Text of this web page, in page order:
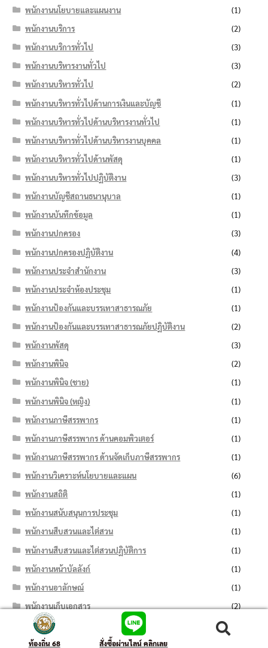
พนักงานนโยบายและแผนงาน
(1)
พนักงานบริการ
(2)
พนักงานบริการทั่วไป
(3)
พนักงานบริหารงานทั่วไป
(3)
พนักงานบริหารทั่วไป
(2)
พนักงานบริหารทั่วไปด้านการเงินและบัญชี
(1)
พนักงานบริหารทั่วไปด้านบริหารงานทั่วไป
(1)
พนักงานบริหารทั่วไปด้านบริหารงานบุคคล
(1)
พนักงานบริหารทั่วไปด้านพัสดุ
(1)
พนักงานบริหารทั่วไปปฏิบัติงาน
(3)
พนักงานบัญชีสถานธนานุบาล
(1)
พนักงานบันทึกข้อมูล
(1)
พนักงานปกครอง
(3)
พนักงานปกครองปฏิบัติงาน
(4)
พนักงานประจำสำนักงาน
(3)
พนักงานประจำห้องประชุม
(1)
พนักงานป้องกันและบรรเทาสาธารณภัย
(1)
พนักงานป้องกันและบรรเทาสาธารณภัยปฏิบัติงาน
(2)
พนักงานพัสดุ
(3)
พนักงานพินิจ
(2)
พนักงานพินิจ (ชาย)
(1)
พนักงานพินิจ (หญิง)
(1)
พนักงานภาษีสรรพากร
(1)
พนักงานภาษีสรรพากร ด้านคอมพิวเตอร์
(1)
พนักงานภาษีสรรพากร ด้านจัดเก็บภาษีสรรพากร
(1)
พนักงานวิเคราะห์นโยบายและแผน
(6)
พนักงานสถิติ
(1)
พนักงานสนับสนุนการประชุม
(1)
พนักงานสืบสวนและไต่สวน
(1)
พนักงานสืบสวนและไต่สวนปฏิบัติการ
(1)
พนักงานหน้าบัลลังก์
(1)
พนักงานอาลักษณ์
(1)
พนักงานเก็บเอกสาร
(2)
พนักงานเดินหมาย
พนักงานเทศกิจ
ท้องถิ่น 68 สั่งซื้อผ่านไลน์ คลิกเลย